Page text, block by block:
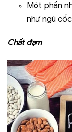
Một phần
như ngũ
Chất đạm